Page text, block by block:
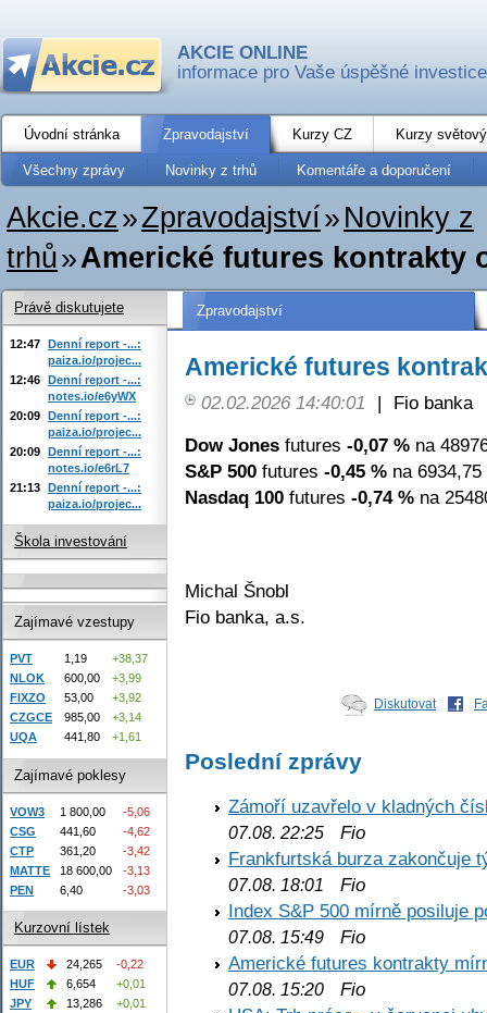
AKCIE ONLINE
informace pro Vaše úspěšné investice
Úvodní stránka Zpravodajství Kurzy CZ Kurzy
Všechny zprávy Novinky z trhů Komentáře a doporučení
Akcie.cz»Zpravodajství» Novinky z
trhů»Americké futures kontrakty
Zpravodajství
Americké futures
02.02.2026 14:40:01 |
Fio banka
Dow Jones futures -0,07 % na
S&P 500 futures -0,45 % na 6934,75
Nasdaq 100 futures -0,74 % na
Michal Šnobl
Fio banka, a.s.
Diskutovat
Poslední zprávy
Zámoří uzavřelo v kladných
07.08. 22:25 Fio
Frankfurtská burza zakončuje
07.08. 18:01
Fio
Index S&P 500 mírně posiluje
07.08. 15:49 Fio
Americké futures kontrakty
07.08. 15:20 Fio
Právě diskutujete
12:47 Denní report -...:
paiza.io/projec...
12:46 Denní report -...:
notes.io/e6yWX
20:09 Denní report -...:
paiza.io/projec...
20:09 Denní report -...:
notes.io/e6rL7
21:13 Denní report -...:
paiza.io/projec...
Škola investování
Zajímavé vzestupy
PVT 1,19
+38,37
NLOK
600,00
+3,99
FIXZO
53,00
+3,92
CZGCE
985,00
+3,14
UQA
441,80 +1,61
Zajímavé poklesy
VOW3 1 800,00
-5,06
CSG
441,60
-4,62
CTP
361,20
-3,42
MATTE
18 600,00
-3,13
PEN
6,40 -3,03
Kurzovní lístek
EUR 24,265
-0,22
HUF
6,654
+0,01
JPY
13,286
+0,01